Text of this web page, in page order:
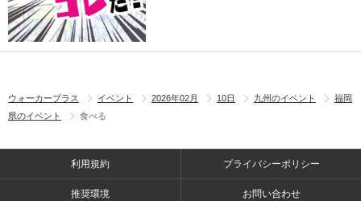
ウォーカープラス イベント 2026年02月 10日 九州のイベント
福岡
県のイベント
食べる
利用規約 プライバシーポリシー
推奨環境 お問い合わせ